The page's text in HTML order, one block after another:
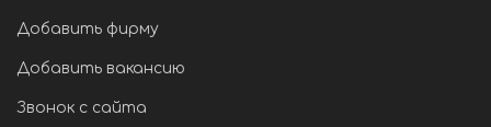
Добавить фирму
Добавить вакансию
Звонок с сайта